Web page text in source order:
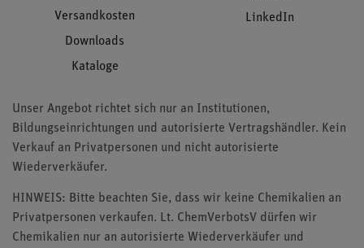
Versandkosten
Downloads
Kataloge
LinkedIn
Unser Angebot richtet sich nur an Institutionen,
Bildungseinrichtungen und autorisierte Vertragshändler. Kein
Verkauf an Privatpersonen und nicht autorisierte
Wiederverkäufer.
HINWEIS: Bitte beachten Sie, dass wir keine Chemikalien an
Privatpersonen verkaufen. Lt. ChemVerbotsV dürfen wir
Chemikalien nur an autorisierte Wiederverkäufer und